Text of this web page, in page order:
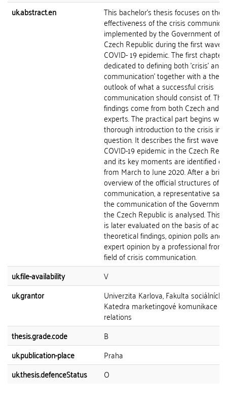
uk.abstract.en
This bachelor's thesis focuses on the
effectiveness of the crisis
implemented by the Government of
Czech Republic during the first wave
COVID- 19 epidemic. The first chapter
dedicated to defining both 'crisis' and
communication' together with a
outlook of what a successful crisis
communication should consist of.
findings come from both Czech and
experts. The practical part begins
thorough introduction to the crisis in
question. It describes the first wave
COVID-19 epidemic in the Czech
and its key moments are identified
from March to June 2020. After a brief
overview of the official structures of
communication, a representative
the communication of the
the Czech Republic is analysed. This
is later evaluated on the basis of
theoretical findings, opinion polls and
expert opinion by a professional
field of crisis communication.
uk.file-availability
V
uk.grantor
Univerzita Karlova, Fakulta sociálních
Katedra marketingové komunikace a
relations
thesis.grade.code
B
uk.publication-place
Praha
uk.thesis.defenceStatus
O